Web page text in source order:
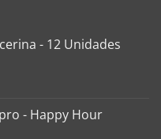
- 12 Unidades
- Happy Hour